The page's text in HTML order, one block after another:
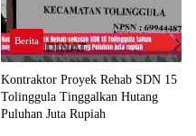
Berita
Kontraktor Proyek Rehab SDN 15
Tolinggula Tinggalkan Hutang
Puluhan Juta Rupiah